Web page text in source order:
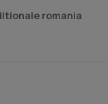
romania